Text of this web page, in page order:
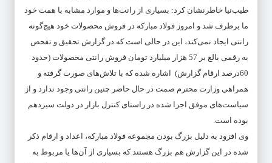
طیب‌نیا خاطرنشان کرد: بسیاری از رانت‌ها و موارد مشابه با همت خود
ما برطرف شد و امروز فولاد مبارکه در فروش محصولات خود هیچ‌گونه
رانتی ایجاد نمی‌کند، این در حالی است که در گزارش تحقیق و تفحص
به رقمی بالغ بر 57 هزار میلیارد تومان فروش رانتی محصولات (حدود
60درصد ارقام گزارش) اشاره شده که با تلاش‌های صورت گرفته و
همراهی وزارت محترم صمت در حال حاضر چنین رانتی وجود ندارد و از
سیاست‌های موفق اجرا شده در راستای کنترل بازار در دولت سیزدهم
بوده است.
وی افزود به دلیل بزرگ بودن مجموعه فولاد مبارکه، اعداد و ارقام ذکر
شده در این گزارش هم بزرگ هستند که بسیاری از آن‌ها یا مربوط به